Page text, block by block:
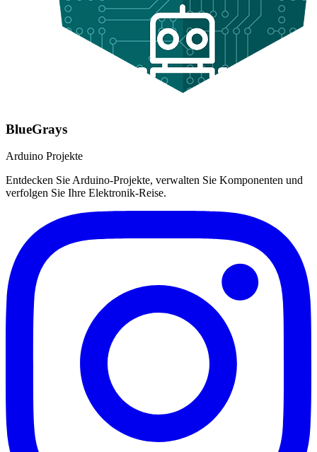
BlueGrays
Arduino Projekte
Entdecken Sie Arduino-Projekte, verwalten Sie Komponenten und
verfolgen Sie Ihre Elektronik-Reise.